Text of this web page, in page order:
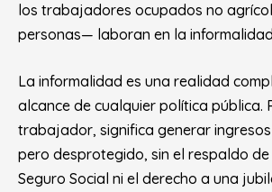
los trabajadores ocupados no
personas— laboran en la
La informalidad es una realidad
alcance de cualquier política pública.
trabajador, significa generar
pero desprotegido, sin el respaldo
Seguro Social ni el derecho a una